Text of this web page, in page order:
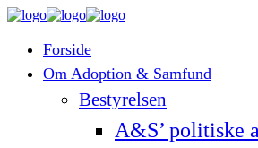
Forside
Om Adoption & Samfund
Bestyrelsen
A&S’ politiske